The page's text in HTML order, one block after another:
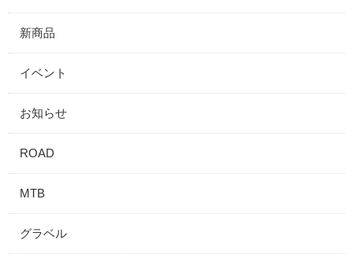
新商品
イベント
お知らせ
ROAD
MTB
グラベル